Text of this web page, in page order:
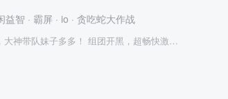
敌，逐个城池攻占递进，以此徐图天下。
高品质美术细节，力求渲染三国历史的真
原让人心驰神往的三国时代。
收获丰富的奖励。参与全服活动，还能赢
训练师》，与精
益智 · 霸屏 · io · 贪吃蛇大作战
神带队妹子多多！ 组团开黑，超畅快激情